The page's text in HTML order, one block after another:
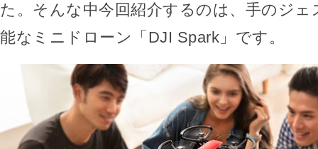
た。そんな中今回紹介するのは、手のジェ
能なミニドローン「DJI Spark」です。